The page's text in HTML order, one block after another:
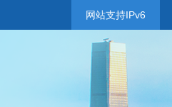
网站支持IPv6